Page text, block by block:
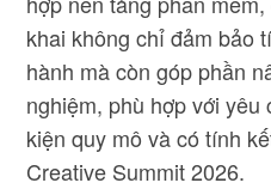
khai không chỉ đảm bảo
hành mà còn góp phần
nghiệm, phù hợp với
kiện quy mô và có tính
Creative Summit 2026.